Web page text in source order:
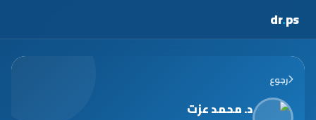
dr.ps
رجوع
د. محمد عزت